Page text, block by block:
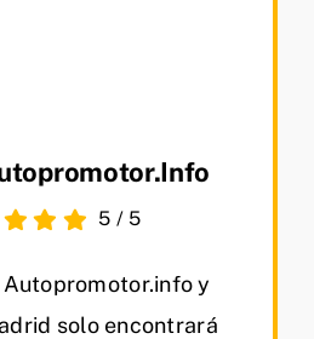
5 / 5
y
solo encontrará